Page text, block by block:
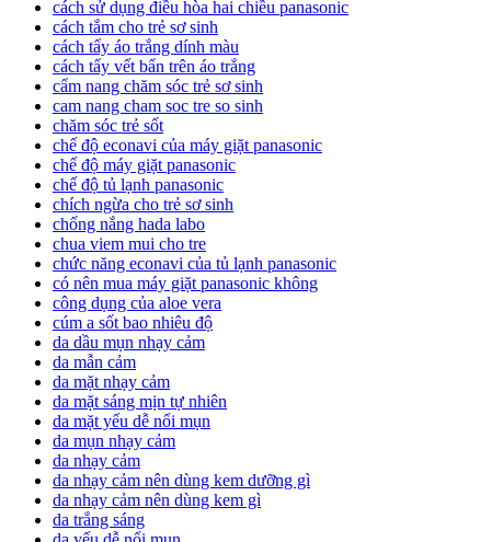
cách sử dụng điều hòa hai chiều panasonic
cách tắm cho trẻ sơ sinh
cách tẩy áo trắng dính màu
cách tẩy vết bẩn trên áo trắng
cẩm nang chăm sóc trẻ sơ sinh
cam nang cham soc tre so sinh
chăm sóc trẻ sốt
chế độ econavi của máy giặt panasonic
chế độ máy giặt panasonic
chế độ tủ lạnh panasonic
chích ngừa cho trẻ sơ sinh
chống nắng hada labo
chua viem mui cho tre
chức năng econavi của tủ lạnh panasonic
có nên mua máy giặt panasonic không
công dụng của aloe vera
cúm a sốt bao nhiêu độ
da dầu mụn nhạy cảm
da mẫn cảm
da mặt nhạy cảm
da mặt sáng mịn tự nhiên
da mặt yếu dễ nổi mụn
da mụn nhạy cảm
da nhạy cảm
da nhạy cảm nên dùng kem dưỡng gì
da nhạy cảm nên dùng kem gì
da trắng sáng